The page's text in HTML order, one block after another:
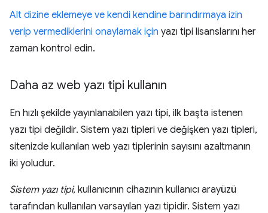
Alt dizine eklemeye ve kendi kendine barındırmaya izin
verip vermediklerini onaylamak için yazı tipi lisanslarını her
zaman kontrol edin.
Daha az web yazı tipi kullanın
En hızlı şekilde yayınlanabilen yazı tipi, ilk başta istenen
yazı tipi değildir. Sistem yazı tipleri ve değişken yazı tipleri,
sitenizde kullanılan web yazı tiplerinin sayısını azaltmanın
iki yoludur.
Sistem yazı tipi, kullanıcının cihazının kullanıcı arayüzü
tarafından kullanılan varsayılan yazı tipidir. Sistem yazı